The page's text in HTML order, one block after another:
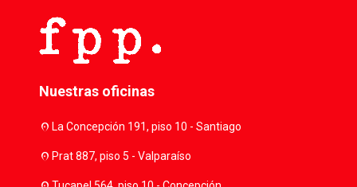
Nuestras oficinas
location_onLa Concepción 191, piso 10 - Santiago
location_onPrat 887, piso 5 - Valparaíso